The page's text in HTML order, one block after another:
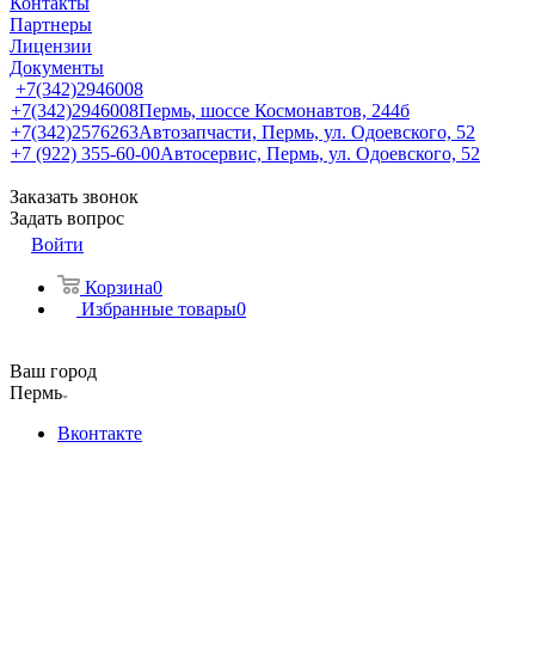
Партнеры
Лицензии
Документы
+7(342)2946008
+7(342)2946008Пермь, шоссе Космонавтов, 244б
+7(342)2576263Автозапчасти, Пермь, ул. Одоевского, 52
+7 (922) 355-60-00Автосервис, Пермь, ул. Одоевского, 52
Заказать звонок
Задать вопрос
Войти
Корзина0
Избранные товары0
Ваш город
Пермь
Вконтакте